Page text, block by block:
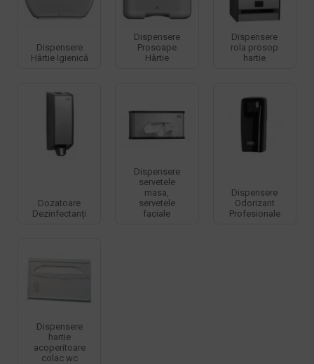
Dispensere
Hârtie Igienică
Dispensere
Prosoape
Hârtie
Dispensere
rola prosop
hartie
Dozatoare
Dezinfectanți
Dispensere
servetele
masa,
servetele
faciale
Dispensere
Odorizant
Profesionale
Dispensere
hartie
acoperitoare
colac wc